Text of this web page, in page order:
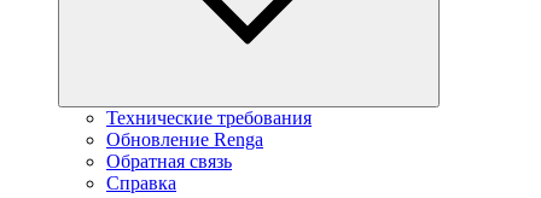
Технические требования
Обновление Renga
Обратная связь
Справка